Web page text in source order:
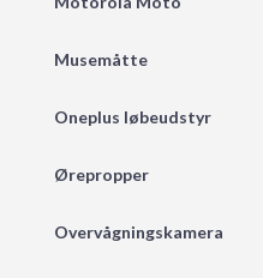
Musemåtte
Oneplus løbeudstyr
Ørepropper
Overvågningskamera